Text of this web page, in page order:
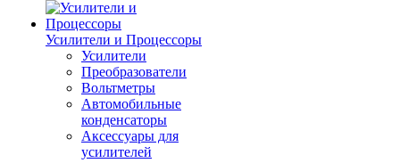
Усилители и Процессоры
Усилители
Преобразователи
Вольтметры
Автомобильные
конденсаторы
Аксессуары для
усилителей